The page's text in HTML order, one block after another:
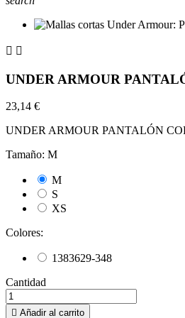
 
UNDER ARMOUR
23,14 €
UNDER ARMOUR PANTALÓN
Tamaño: M
M
S
XS
Colores:
1383629-348
Cantidad
 Añadir al carrito